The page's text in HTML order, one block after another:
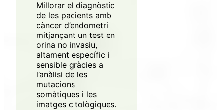
Millorar el diagnòstic
de les pacients amb
càncer d’endometri
mitjançant un test en
orina no invasiu,
altament específic i
sensible gràcies a
l’anàlisi de les
mutacions
somàtiques i les
imatges citològiques.